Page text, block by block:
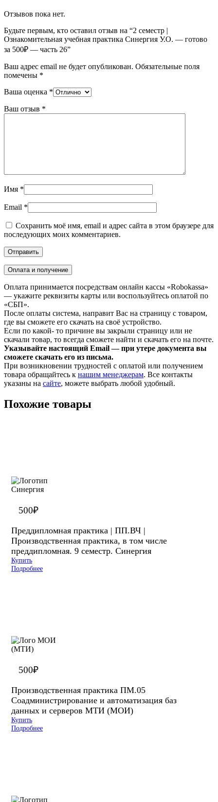
Отзывов пока нет.
Будьте первым, кто оставил отзыв на “2 семестр |
Ознакомительная учебная практика Синергия У.О. — готово
за 500₽ — часть 26”
Ваш адрес email не будет опубликован. Обязательные поля
помечены *
Ваша оценка *
Ваш отзыв *
Имя *
Email *
Сохранить моё имя, email и адрес сайта в этом браузере для
последующих моих комментариев.
Оплата и получение
Оплата принимается посредствам онлайн кассы «Robokassa»
— укажите реквизиты карты или воспользуйтесь оплатой по
«СБП».
После оплаты система, направит Вас на страницу с товаром,
где вы сможете его скачать на своё устройство.
Если по какой- то причине вы закрыли страницу или не
скачали товар, то всегда сможете найти и скачать его на почте.
Указывайте настоящий Email — при утере документа вы
сможете скачать его из письма.
При возникновении трудностей с оплатой или получением
товара обращайтесь к нашим менеджерам. Все контакты
указаны на сайте, можете выбрать любой удобный.
Похожие товары
500₽
Преддипломная практика | ПП.ВЧ |
Производственная практика, в том числе
преддипломная. 9 семестр. Синергия
Купить
Подробнее
500₽
Производственная практика ПМ.05
Соадминистрирование и автоматизация баз
данных и серверов МТИ (МОИ)
Купить
Подробнее